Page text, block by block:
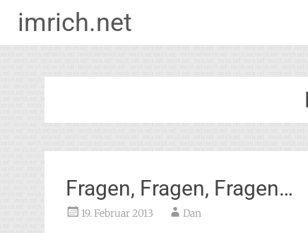
imrich.net
Fragen, Fragen, Fragen…
19. Februar 2013 Dan